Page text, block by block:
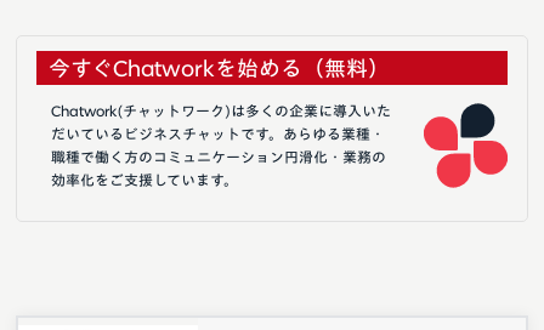
今すぐChatworkを始める（無料）
Chatwork(チャットワーク)は多くの企業に導入いた
だいているビジネスチャットです。あらゆる業種・
職種で働く方のコミュニケーション円滑化・業務の
効率化をご支援しています。